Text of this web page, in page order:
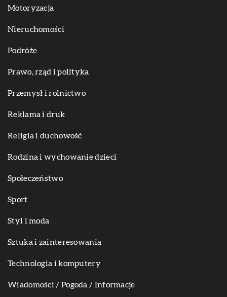
Motoryzacja
Nieruchomości
Podróże
Prawo, rząd i polityka
Przemysł i rolnictwo
Reklama i druk
Religia i duchowość
Rodzina i wychowanie dzieci
Społeczeństwo
Sport
Styl i moda
Sztuka i zainteresowania
Technologia i komputery
Wiadomości / Pogoda / Informacje